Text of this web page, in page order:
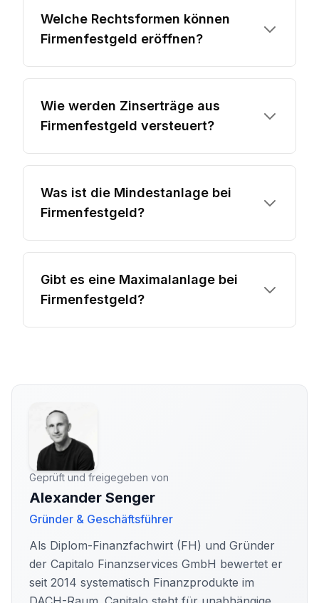
Welche Rechtsformen können
Firmenfestgeld eröffnen?
Wie werden Zinserträge aus
Firmenfestgeld versteuert?
Was ist die Mindestanlage bei
Firmenfestgeld?
Gibt es eine Maximalanlage bei
Firmenfestgeld?
Geprüft und freigegeben von
Alexander Senger
Gründer & Geschäftsführer
Als Diplom-Finanzfachwirt (FH) und Gründer
der Capitalo Finanzservices GmbH bewertet er
seit 2014 systematisch Finanzprodukte im